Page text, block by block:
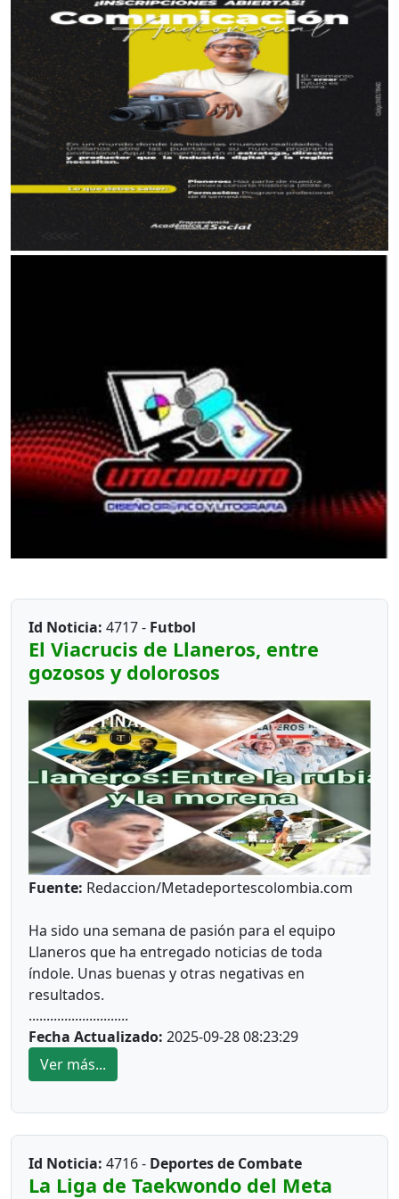
Id Noticia: 4717 - Futbol
El Viacrucis de Llaneros, entre
gozosos y dolorosos
Fuente: Redaccion/Metadeportescolombia.com
Ha sido una semana de pasión para el equipo
Llaneros que ha entregado noticias de toda
índole. Unas buenas y otras negativas en
resultados.
Nota # 1*
territorio europeo, ahora ha llegado España
donde ha logrado ubicar en el Club Deportivo
............................
Fecha Actualizado: 2025-09-28 08:23:29
Ver más...
Id Noticia: 4716 - Deportes de Combate
La Liga de Taekwondo del Meta